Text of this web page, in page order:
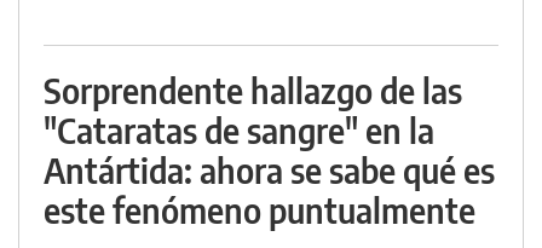
Sorprendente hallazgo de las
"Cataratas de sangre" en la
Antártida: ahora se sabe qué es
este fenómeno puntualmente